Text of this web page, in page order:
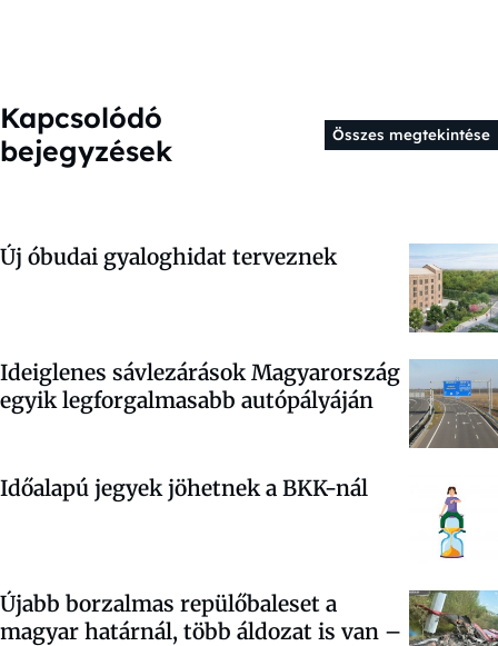
Kapcsolódó
bejegyzések
Összes megtekintése
Új óbudai gyaloghidat terveznek
Ideiglenes sávlezárások Magyarország
egyik legforgalmasabb autópályáján
Időalapú jegyek jöhetnek a BKK-nál
Újabb borzalmas repülőbaleset a
magyar határnál, több áldozat is van –